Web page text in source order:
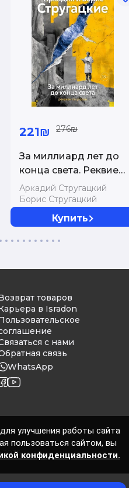
221₪ 276₪
За миллиард лет до
конца света. Реквием
по утопии
Аркадий Стругацкий
Борис Стругацкий
Купить
товаров
в Isradon
с нами
связь
WhatsApp
2026
улучшения работы сайта
пользоваться сайтом, вы
конфиденциальности.